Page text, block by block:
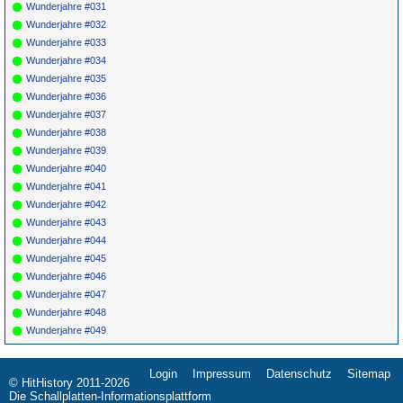
* 024 Johnny Cash
*
025
Elmore
James
* 026
Amos
Milburn
* 027
Gone All
Stars
Wunderjahre #031
Wunderjahre #032
Wunderjahre #033
Wunderjahre #034
Wunderjahre #035
Wunderjahre #036
Wunderjahre #037
Wunderjahre #038
Wunderjahre #039
Wunderjahre #040
Wunderjahre #041
Wunderjahre #042
Wunderjahre #043
Wunderjahre #044
Wunderjahre #045
Wunderjahre #046
Wunderjahre #047
Wunderjahre #048
Wunderjahre #049
Navigation
überspringen
Login Impressum Datenschutz Sitemap
© HitHistory 2011-2026
Die Schallplatten-Informationsplattform